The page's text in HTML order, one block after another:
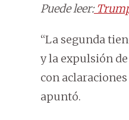
Puede leer:Trump
“La segunda
y la expulsión
con
apuntó.